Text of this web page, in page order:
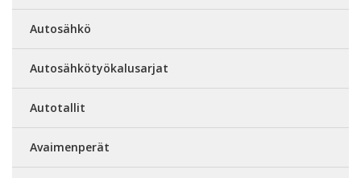
Autosähkö
Autosähkötyökalusarjat
Autotallit
Avaimenperät